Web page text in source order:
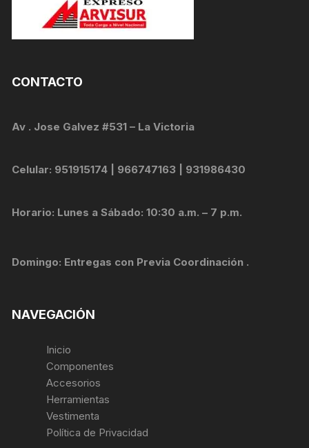
CONTACTO
Av . Jose Galvez #531 – La Victoria
Celular: 951915174 | 966747163 | 931986430
Horario: Lunes a Sábado: 10:30 a.m. – 7 p.m.
Domingo: Entregas con Previa Coordinación .
NAVEGACIÓN
Inicio
Componentes
Accesorios
Herramientas
Vestimenta
Política de Privacidad